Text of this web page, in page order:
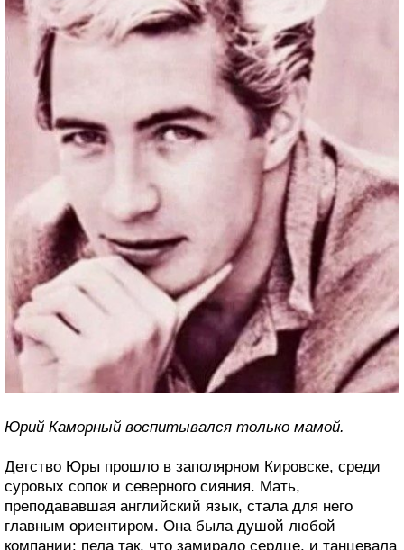
Юрий Каморный воспитывался только мамой.
Детство Юры прошло в заполярном Кировске, среди
суровых сопок и северного сияния. Мать,
преподававшая английский язык, стала для него
главным ориентиром. Она была душой любой
компании: пела так, что замирало сердце, и танцевала